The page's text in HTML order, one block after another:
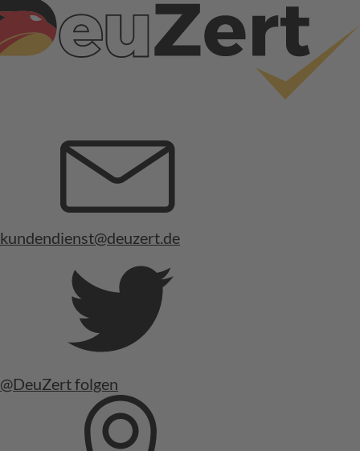
kundendienst@deuzert.de
@DeuZert folgen